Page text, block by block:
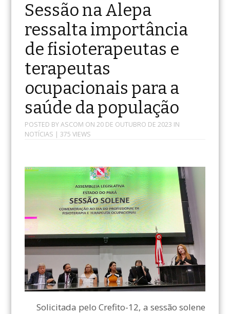
Sessão na Alepa
ressalta importância
de fisioterapeutas e
terapeutas
ocupacionais para a
saúde da população
POSTED BYASCOM ON 20 DE OUTUBRO DE 2023 IN
NOTÍCIAS | 375 VIEWS
Solicitada pelo Crefito-12, a sessão solene